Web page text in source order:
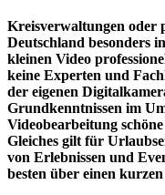
Kreisverwaltungen oder
Deutschland besonders
kleinen Video
keine Experten und
der eigenen
Grundkenntnissen im
Videobearbeitung
Gleiches gilt für
von Erlebnissen und
besten über einen